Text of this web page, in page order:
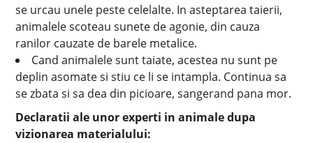
se urcau unele peste celelalte. In asteptarea taierii,
animalele scoteau sunete de agonie, din cauza
ranilor cauzate de barele metalice.
Cand animalele sunt taiate, acestea nu sunt pe
deplin asomate si stiu ce li se intampla. Continua sa
se zbata si sa dea din picioare, sangerand pana mor.
Declaratii ale unor experti in animale dupa
vizionarea materialului: